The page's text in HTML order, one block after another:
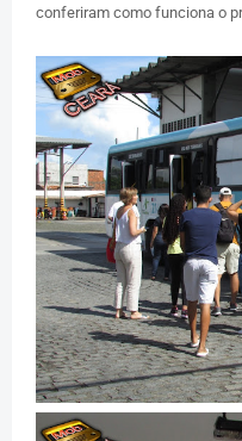
conferiram como funciona o